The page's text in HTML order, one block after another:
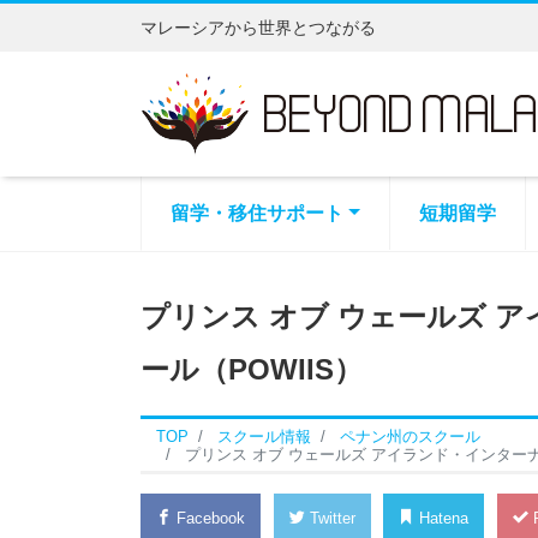
マレーシアから世界とつながる
留学・移住サポート 短期留学
プリンス オブ ウェールズ
ール（POWIIS）
TOP スクール情報
ペナン州のスクール
プリンス オブ ウェールズ アイランド・インター
Facebook Twitter Hatena